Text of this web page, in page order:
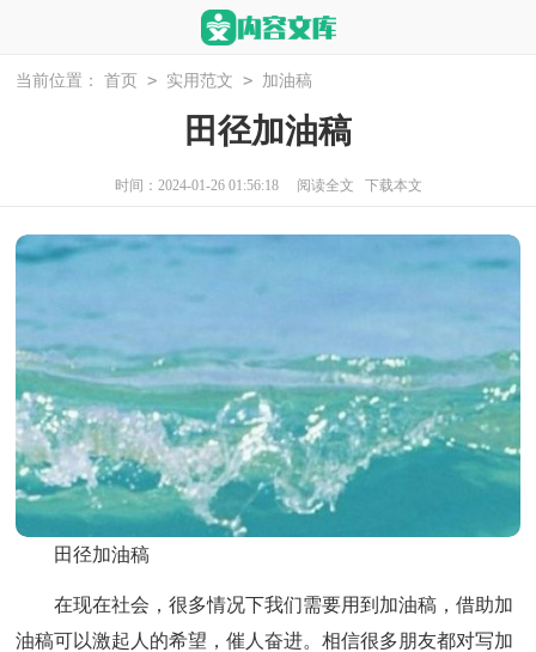
当前位置： 首页 > 实用范文 > 加油稿
田径加油稿
时间：2024-01-26 01:56:18 阅读全文 下载本文
田径加油稿
在现在社会，很多情况下我们需要用到加油稿，借助加
油稿可以激起人的希望，催人奋进。相信很多朋友都对写加